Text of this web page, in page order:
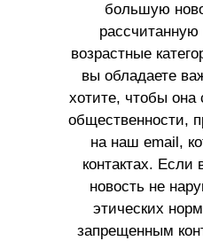
большую
возрастные
вы обладаете
хотите, чтобы она
общественности,
на наш email,
контактах. Если
новость не
этических
запрещенным